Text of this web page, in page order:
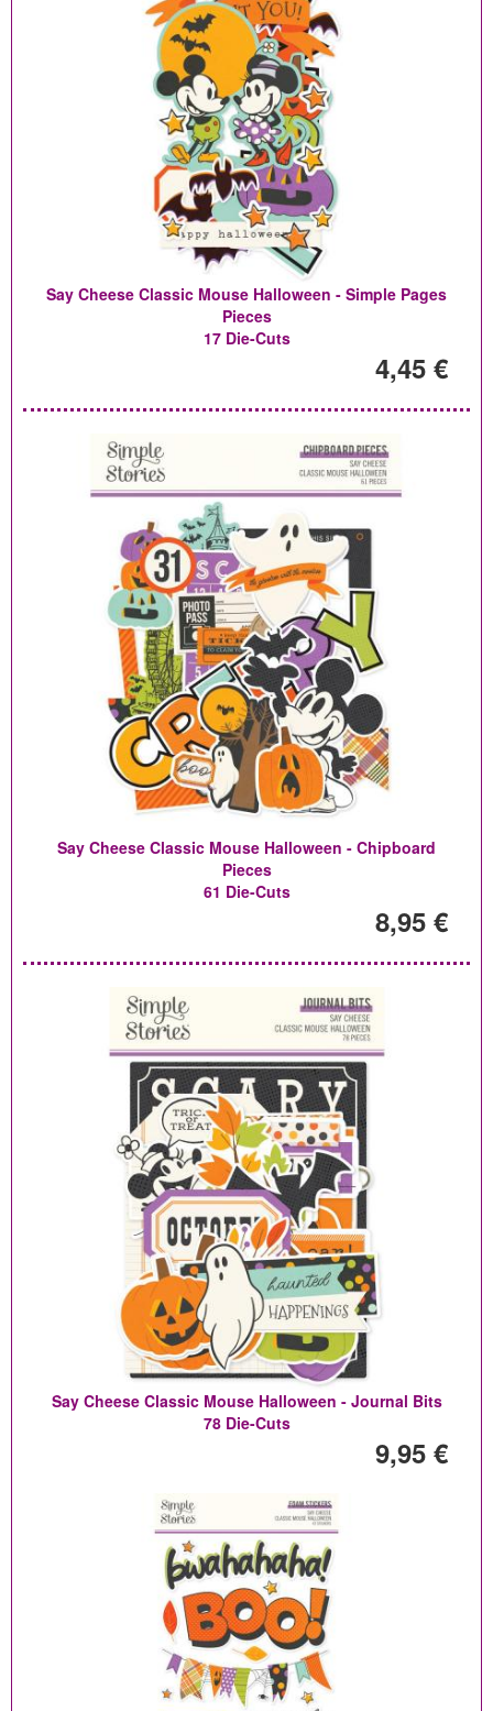
Say Cheese Classic Mouse Halloween - Simple Pages
Pieces
17 Die-Cuts
4,45 €
Say Cheese Classic Mouse Halloween - Chipboard
Pieces
61 Die-Cuts
8,95 €
Say Cheese Classic Mouse Halloween - Journal Bits
78 Die-Cuts
9,95 €